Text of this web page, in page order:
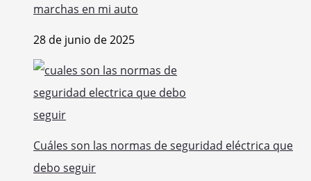
marchas en mi auto
28 de junio de 2025
Cuáles son las normas de seguridad eléctrica que
debo seguir